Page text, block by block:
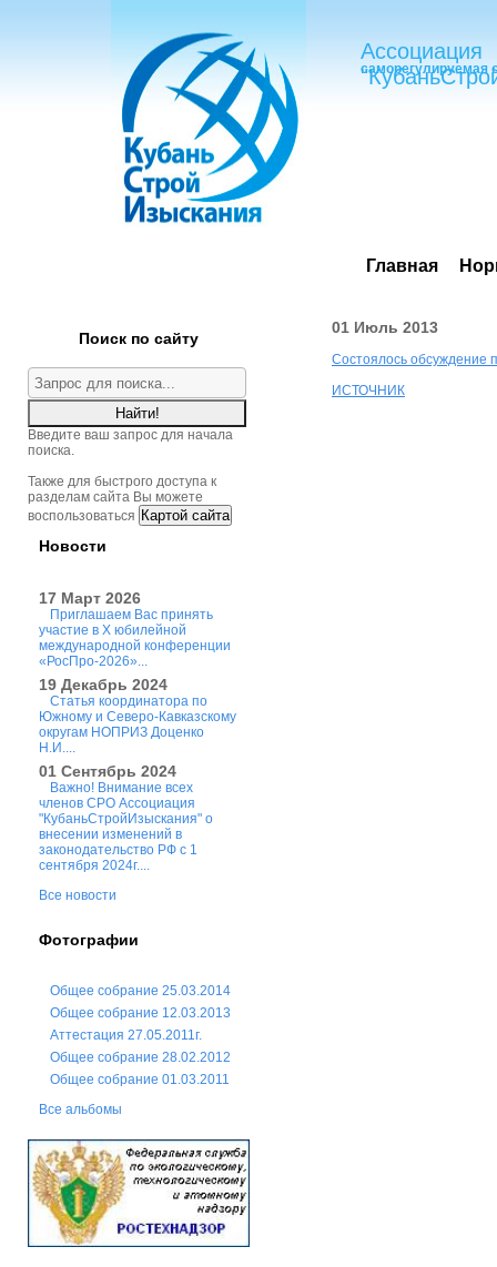
Ассоциация
саморегулируемая
Главная
Поиск по сайту
Введите ваш запрос для начала
поиска.
Также для быстрого доступа к
разделам сайта Вы можете
воспользоваться Картой сайта
Новости
17 Март 2026
Приглашаем Вас принять
участие в X юбилейной
международной конференции
«РосПро-2026»...
19 Декабрь 2024
Статья координатора по
Южному и Северо-Кавказскому
округам НОПРИЗ Доценко
Н.И....
01 Сентябрь 2024
Важно! Внимание всех
членов СРО Ассоциация
"КубаньСтройИзыскания" о
внесении изменений в
законодательство РФ с 1
сентября 2024г....
Все новости
Фотографии
Общее собрание 25.03.2014
Общее собрание 12.03.2013
Аттестация 27.05.2011г.
Общее собрание 28.02.2012
Общее собрание 01.03.2011
Все альбомы
01 Июль 2013
Состоялось обсуждение
ИСТОЧНИК